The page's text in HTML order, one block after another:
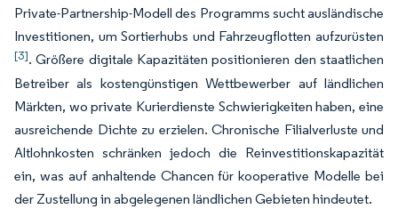
Private-Partnership-Modell des Programms sucht ausländische
Investitionen, um Sortierhubs und Fahrzeugflotten aufzurüsten
[3]. Größere digitale Kapazitäten positionieren den staatlichen
Betreiber als kostengünstigen Wettbewerber auf ländlichen
Märkten, wo private Kurierdienste Schwierigkeiten haben, eine
ausreichende Dichte zu erzielen. Chronische Filialverluste und
Altlohnkosten schränken jedoch die Reinvestitionskapazität
ein, was auf anhaltende Chancen für kooperative Modelle bei
der Zustellung in abgelegenen ländlichen Gebieten hindeutet.